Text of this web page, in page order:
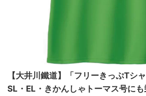
【大井川鐵道】「フリーきっぷTシャ
SL・EL・きかんしゃトーマス号に